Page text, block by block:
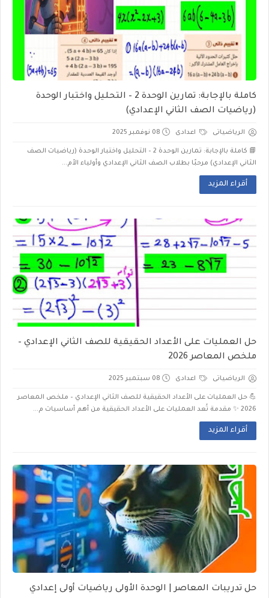
كاملة بالإجابة: تمارين الوحدة 2 – التحليل واختبار الوحدة
(رياضيات الصف الثاني الإعدادي)
الرياضياتى اعدادى 08 نوفمبر 2025
📘 كاملة بالإجابة: تمارين الوحدة 2 – التحليل واختبار الوحدة (رياضيات الصف
الثاني الإعدادي) مرحبًا بطلاب الصف الثاني الإعدادي وأولياء الأم...
أقراء المزيد
حل العمليات على الأعداد الحقيقية للصف الثاني الإعدادي –
ملخص المعاصر 2026
الرياضياتى اعدادى 08 سبتمبر 2025
💪 حل العمليات على الأعداد الحقيقية للصف الثاني الإعدادي – ملخص المعاصر
2026 ✨ مقدمة تُعد العمليات على الأعداد الحقيقية من أهم أساسيات م...
أقراء المزيد
حل تدريبات المعاصر | الوحدة الأولى رياضيات أولى إعدادي